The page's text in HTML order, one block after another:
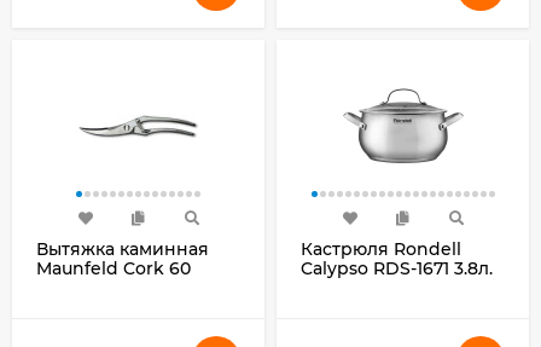
Вытяжка каминная
Maunfeld Cork 60
Кастрюля Rondell
Calypso RDS-1671 3.8л.